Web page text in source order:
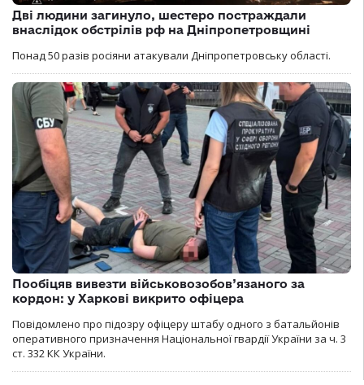
Дві людини загинуло, шестеро постраждали
внаслідок обстрілів рф на Дніпропетровщині
Понад 50 разів росіяни атакували Дніпропетровську області.
Пообіцяв вивезти військовозобов’язаного за
кордон: у Харкові викрито офіцера
Повідомлено про підозру офіцеру штабу одного з батальйонів
оперативного призначення Національної гвардії України за ч. 3
ст. 332 КК України.